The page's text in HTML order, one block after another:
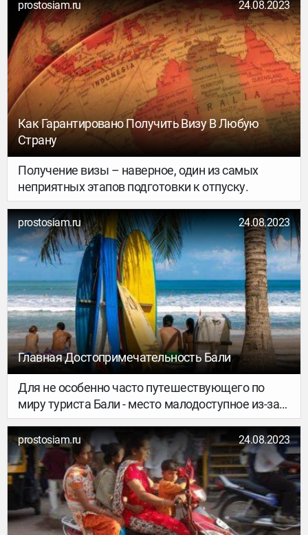
prostosiam.ru 24.08.2023
Как Гарантировано Получить Визу В Любую
Страну
Получение визы – наверное, один из самых
неприятных этапов подготовки к отпуску.
prostosiam.ru 24.08.2023
Главная Достопримечательность Бали
Для не особенно часто путешествующего по
миру туриста Бали - место малодоступное из-за
высокой стоимости путевок на этот
индонезийский остров.
prostosiam.ru 24.08.2023